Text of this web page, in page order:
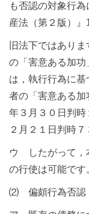
も否認の対象行
産法（第２版）』
旧法下ではあり
の「害意ある加功
は，執行行為に
者の「害意ある加
年３月３０日判時
２月２１日判時７
ウ したがって，
の行使は可能です
⑵ 偏頗行為否認